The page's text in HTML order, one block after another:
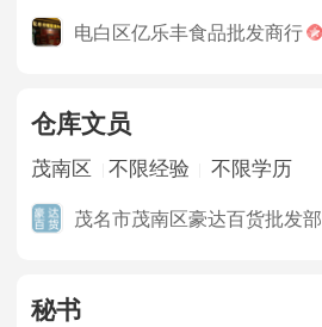
电白区亿乐丰食品批发商行
仓库文员
茂南区 不限经验 不限学历
茂名市茂南区豪达百货批发部
秘书